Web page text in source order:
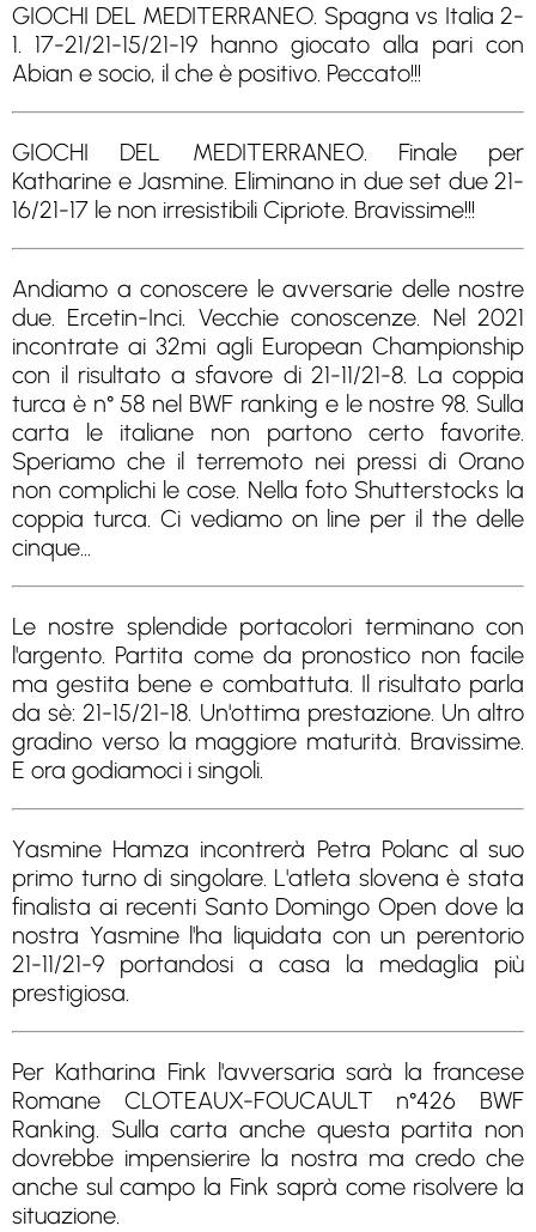
GIOCHI DEL MEDITERRANEO. Spagna vs Italia 2-
1. 17-21/21-15/21-19 hanno giocato alla pari con
Abian e socio, il che è positivo. Peccato!!!
GIOCHI DEL MEDITERRANEO. Finale per
Katharine e Jasmine. Eliminano in due set due 21-
16/21-17 le non irresistibili Cipriote. Bravissime!!!
Andiamo a conoscere le avversarie delle nostre
due. Ercetin-Inci. Vecchie conoscenze. Nel 2021
incontrate ai 32mi agli European Championship
con il risultato a sfavore di 21-11/21-8. La coppia
turca è n° 58 nel BWF ranking e le nostre 98. Sulla
carta le italiane non partono certo favorite.
Speriamo che il terremoto nei pressi di Orano
non complichi le cose. Nella foto Shutterstocks la
coppia turca. Ci vediamo on line per il the delle
cinque...
Le nostre splendide portacolori terminano con
l'argento. Partita come da pronostico non facile
ma gestita bene e combattuta. Il risultato parla
da sè: 21-15/21-18. Un'ottima prestazione. Un altro
gradino verso la maggiore maturità. Bravissime.
E ora godiamoci i singoli.
Yasmine Hamza incontrerà Petra Polanc al suo
primo turno di singolare. L'atleta slovena è stata
finalista ai recenti Santo Domingo Open dove la
nostra Yasmine l'ha liquidata con un perentorio
21-11/21-9 portandosi a casa la medaglia più
prestigiosa.
Per Katharina Fink l'avversaria sarà la francese
Romane CLOTEAUX-FOUCAULT n°426 BWF
Ranking. Sulla carta anche questa partita non
dovrebbe impensierire la nostra ma credo che
anche sul campo la Fink saprà come risolvere la
situazione.